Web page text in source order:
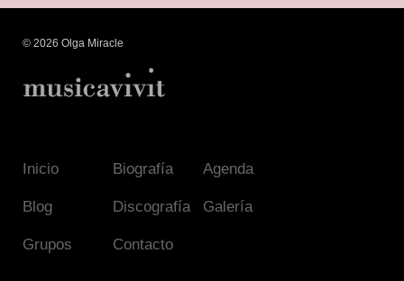
© 2026 Olga Miracle
Inicio Biografía Agenda
Blog Discografía Galería
Grupos Contacto